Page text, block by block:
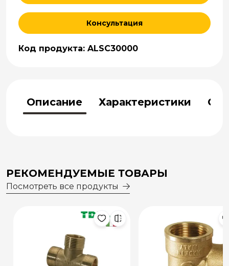
Консультация
Код продукта: ALSC30000
Описание Характеристики
РЕКОМЕНДУЕМЫЕ ТОВАРЫ
Посмотреть все продукты